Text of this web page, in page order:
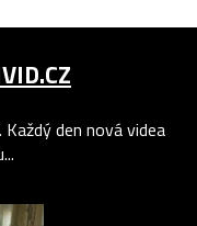
den nová videa